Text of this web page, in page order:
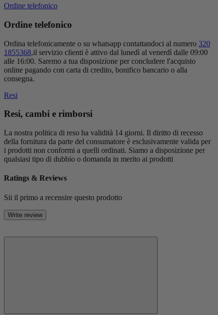
Ordine telefonico
Ordine telefonico
Ordina telefonicamente o su whatsapp contattandoci al numero 320
1855368,il servizio clienti è attivo dal lunedì al venerdì dalle 09:00
alle 16:00. Saremo a tua disposizione per concludere l'acquisto
online pagando con carta di credito, bonifico bancario o alla
consegna.
Resi
Resi, cambi e rimborsi
La nostra politica di reso ha validità 14 giorni. Il diritto di recesso
della fornitura da parte del consumatore è esclusivamente valida per
i prodotti non conformi a quelli ordinati. Siamo a disposizione per
qualsiasi tipo di dubbio o domanda in merito ai prodotti
Ratings & Reviews
Sii il primo a recensire questo prodotto
Write review